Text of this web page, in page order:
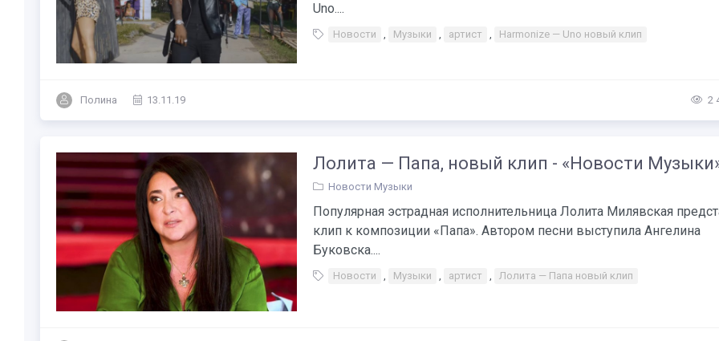
Uno....
Новости , Музыки , артист , Harmonize — Uno новый клип
Полина 13.11.19 2
Лолита — Папа, новый клип - «Новости
Новости Музыки
Популярная эстрадная исполнительница Лолита Милявская
клип к композиции «Папа». Автором песни выступила Ангелина
Буковска....
Новости Музыки артист Лолита — Папа новый клип